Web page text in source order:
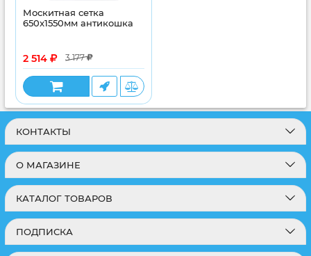
Москитная сетка
650x1550мм антикошка
2 514 3 177
КОНТАКТЫ
О МАГАЗИНЕ
КАТАЛОГ ТОВАРОВ
ПОДПИСКА